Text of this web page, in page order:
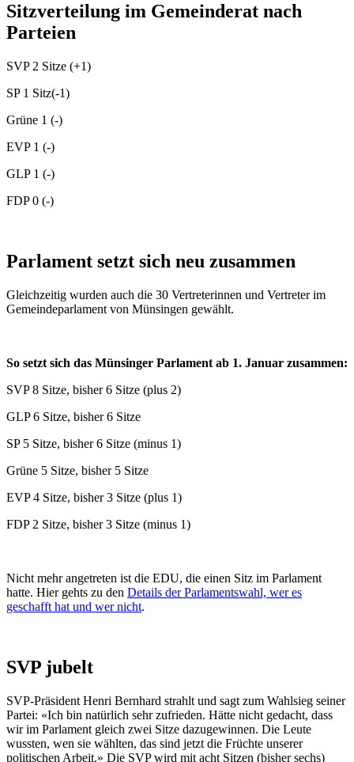
Sitzverteilung im Gemeinderat nach
Parteien
SVP 2 Sitze (+1)
SP 1 Sitz(-1)
Grüne 1 (-)
EVP 1 (-)
GLP 1 (-)
FDP 0 (-)
Parlament setzt sich neu zusammen
Gleichzeitig wurden auch die 30 Vertreterinnen und Vertreter im
Gemeindeparlament von Münsingen gewählt.
So setzt sich das Münsinger Parlament ab 1. Januar zusammen:
SVP 8 Sitze, bisher 6 Sitze (plus 2)
GLP 6 Sitze, bisher 6 Sitze
SP 5 Sitze, bisher 6 Sitze (minus 1)
Grüne 5 Sitze, bisher 5 Sitze
EVP 4 Sitze, bisher 3 Sitze (plus 1)
FDP 2 Sitze, bisher 3 Sitze (minus 1)
Nicht mehr angetreten ist die EDU, die einen Sitz im Parlament
hatte. Hier gehts zu den Details der Parlamentswahl, wer es
geschafft hat und wer nicht.
SVP jubelt
SVP-Präsident Henri Bernhard strahlt und sagt zum Wahlsieg seiner
Partei: «Ich bin natürlich sehr zufrieden. Hätte nicht gedacht, dass
wir im Parlament gleich zwei Sitze dazugewinnen. Die Leute
wussten, wen sie wählten, das sind jetzt die Früchte unserer
politischen Arbeit.» Die SVP wird mit acht Sitzen (bisher sechs)